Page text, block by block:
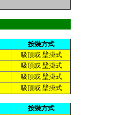
按裝方式
吸頂或 壁掛式
吸頂或 壁掛式
吸頂或 壁掛式
吸頂或 壁掛式
按裝方式